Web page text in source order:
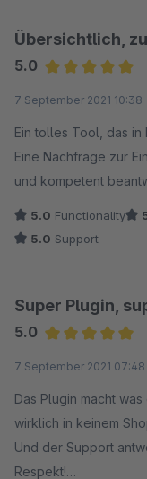
Übersichtlich,
5.0
7 September 2021 10:38
Ein tolles Tool, das
Eine Nachfrage zur
und kompetent
5.0 Functionality
5.0 Support
Super Plugin,
5.0
7 September 2021 07:48
Das Plugin macht
wirklich in keinem
Und der Support
Respekt!